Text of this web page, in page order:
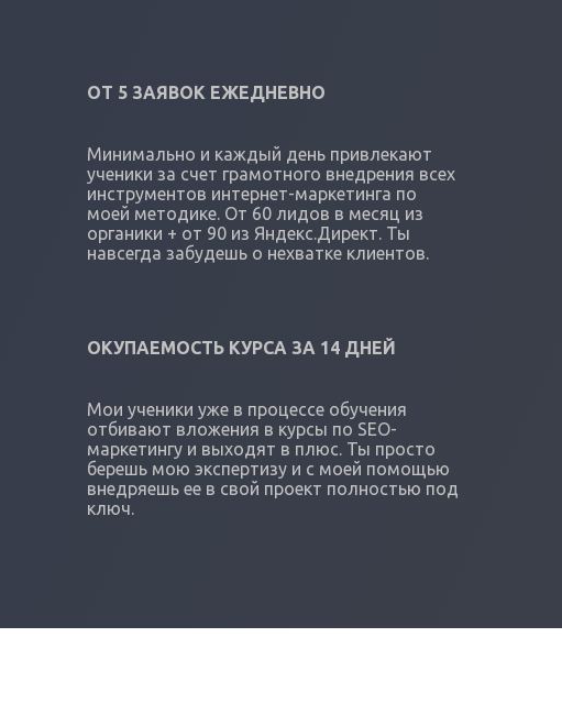
ОТ 5 ЗАЯВОК ЕЖЕДНЕВНО
Минимально и каждый день привлекают
ученики за счет грамотного внедрения всех
инструментов интернет-маркетинга по
моей методике. От 60 лидов в месяц из
органики + от 90 из Яндекс.Директ. Ты
навсегда забудешь о нехватке клиентов.
ОКУПАЕМОСТЬ КУРСА ЗА 14 ДНЕЙ
Мои ученики уже в процессе обучения
отбивают вложения в курсы по SEO-
маркетингу и выходят в плюс. Ты просто
берешь мою экспертизу и с моей помощью
внедряешь ее в свой проект полностью под
ключ.